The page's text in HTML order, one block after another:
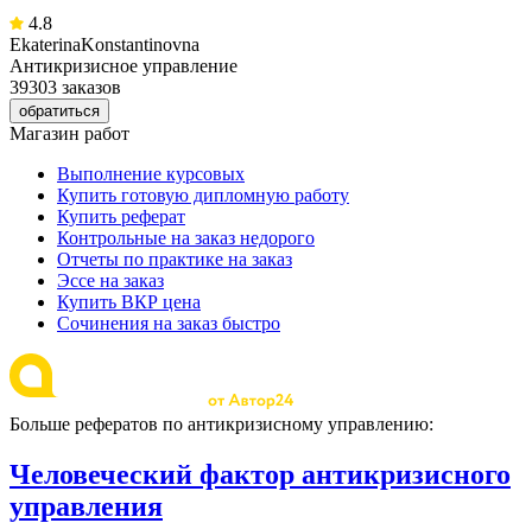
4.8
EkaterinaKonstantinovna
Антикризисное управление
39303 заказов
обратиться
Магазин работ
Выполнение курсовых
Купить готовую дипломную работу
Купить реферат
Контрольные на заказ недорого
Отчеты по практике на заказ
Эссе на заказ
Купить ВКР цена
Сочинения на заказ быстро
Больше рефератов по антикризисному управлению:
Человеческий фактор антикризисного
управления